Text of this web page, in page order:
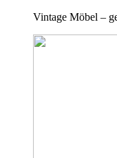
Vintage Möbel –